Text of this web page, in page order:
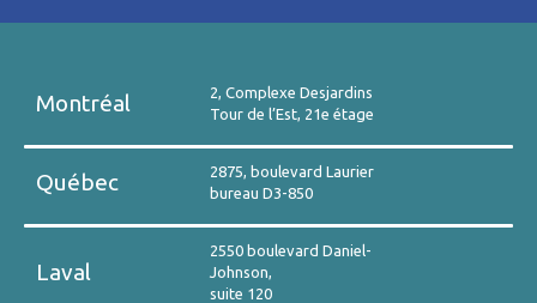
Montréal
2, Complexe Desjardins
Tour de l’Est, 21e étage
Québec
2875, boulevard Laurier
bureau D3-850
Laval
2550 boulevard Daniel-
Johnson,
suite 120